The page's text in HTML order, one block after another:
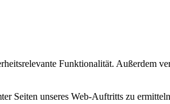
Funktionalität. Außerdem
Seiten unseres Web-Auftritts zu